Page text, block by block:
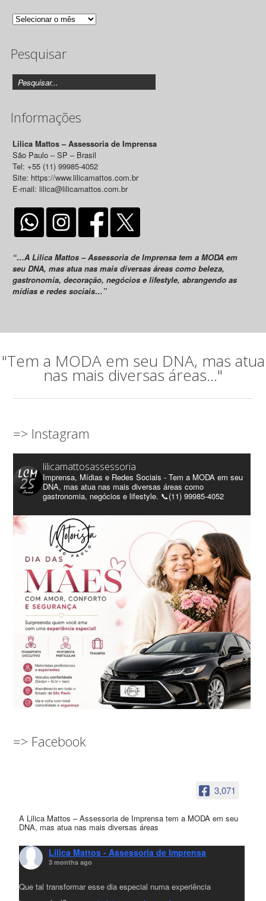
Arquivo
Releases
Pesquisar
Informações
Lilica Mattos – Assessoria de Imprensa
São Paulo – SP – Brasil
Tel: +55 (11) 99985-4052
Site: https://www.lilicamattos.com.br
E-mail: lilica@lilicamattos.com.br
“…A Lilica Mattos – Assessoria de Imprensa tem a MODA em
seu DNA, mas atua nas mais diversas áreas como beleza,
gastronomia, decoração, negócios e lifestyle, abrangendo as
mídias e redes sociais…”
"Tem a MODA em seu DNA, mas atua
nas mais diversas áreas..."
=> Instagram
lilicamattosassessoria
Imprensa, Mídias e Redes Sociais - Tem a MODA em seu
DNA, mas atua nas mais diversas áreas como
gastronomia, negócios e lifestyle. 📞(11) 99985-4052
=> Facebook
3,071
A Lilica Mattos – Assessoria de Imprensa tem a MODA em seu
DNA, mas atua nas mais diversas áreas
Lilica Mattos - Assessoria de Imprensa
3 months ago
Que tal transformar esse dia especial numa experiência